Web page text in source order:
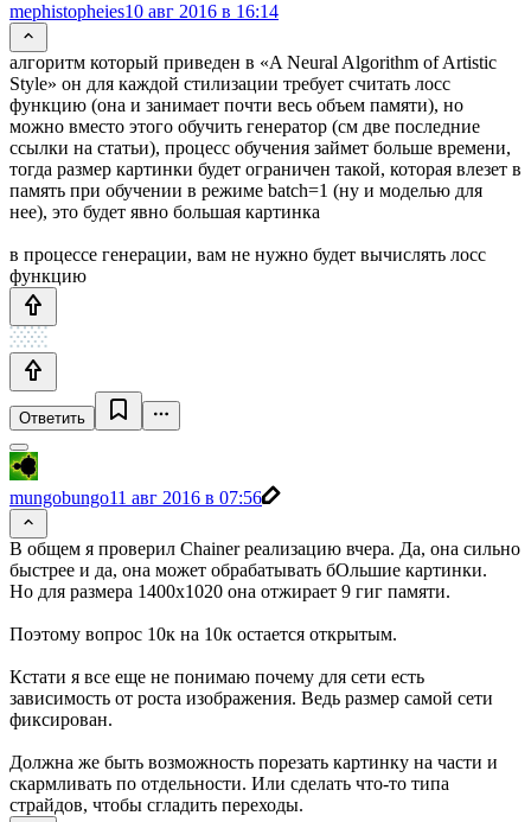
mephistopheies10 авг 2016 в 16:14
алгоритм который приведен в «A Neural Algorithm of Artistic
Style» он для каждой стилизации требует считать лосс
функцию (она и занимает почти весь объем памяти), но
можно вместо этого обучить генератор (см две последние
ссылки на статьи), процесс обучения займет больше времени,
тогда размер картинки будет ограничен такой, которая влезет в
память при обучении в режиме batch=1 (ну и моделью для
нее), это будет явно большая картинка
в процессе генерации, вам не нужно будет вычислять лосс
функцию
Ответить
mungobungo11 авг 2016 в 07:56
В общем я проверил Chainer реализацию вчера. Да, она сильно
быстрее и да, она может обрабатывать бОльшие картинки.
Но для размера 1400х1020 она отжирает 9 гиг памяти.
Поэтому вопрос 10к на 10к остается открытым.
Кстати я все еще не понимаю почему для сети есть
зависимость от роста изображения. Ведь размер самой сети
фиксирован.
Должна же быть возможность порезать картинку на части и
скармливать по отдельности. Или сделать что-то типа
страйдов, чтобы сгладить переходы.